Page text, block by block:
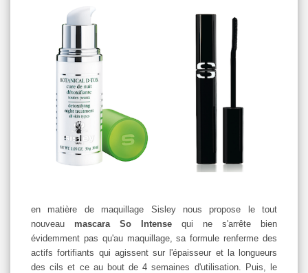
en matière de maquillage Sisley nous propose le tout
nouveau mascara So Intense qui ne s'arrête bien
évidemment pas qu'au maquillage, sa formule renferme des
actifs fortifiants qui agissent sur l'épaisseur et la longueurs
des cils et ce au bout de 4 semaines d'utilisation. Puis, le